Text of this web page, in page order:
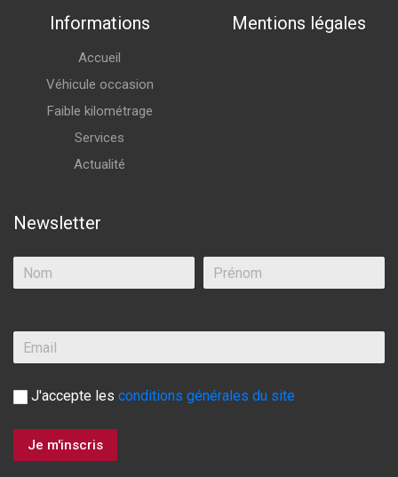
Informations
Accueil
Véhicule occasion
Faible kilométrage
Services
Actualité
Mentions légales
Newsletter
J'accepte les conditions générales du site